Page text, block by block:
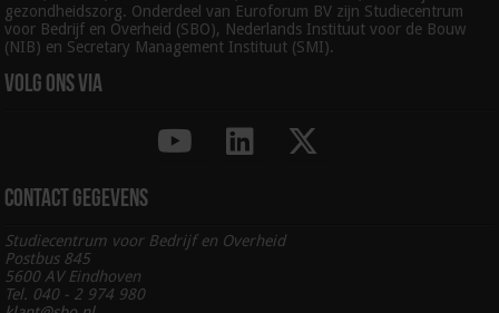
gezondheidszorg. Onderdeel van Euroforum BV zijn Studiecentrum
voor Bedrijf en Overheid (SBO), Nederlands Instituut voor de Bouw
(NIB) en Secretary Management Instituut (SMI).
Volg ons via
Contact gegevens
Studiecentrum voor Bedrijf en Overheid
Postbus 845
5600 AV Eindhoven
Tel. 040 - 2 974 980